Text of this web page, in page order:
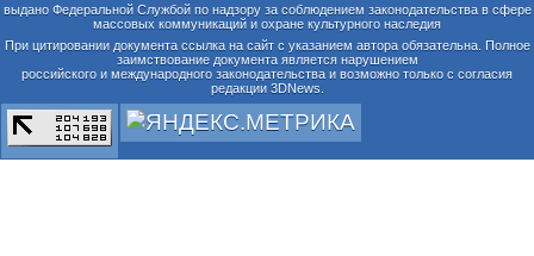
выдано Федеральной Службой по надзору за соблюдением законодательства в сфере
массовых коммуникаций и охране культурного наследия
При цитировании документа ссылка на сайт с указанием автора обязательна. Полное
заимствование документа является нарушением
российского и международного законодательства и возможно только с согласия
редакции 3DNews.